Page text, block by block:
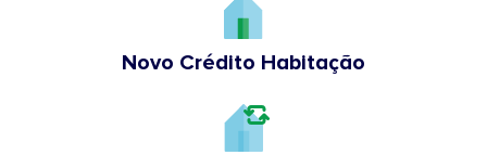
Novo Crédito Habitação